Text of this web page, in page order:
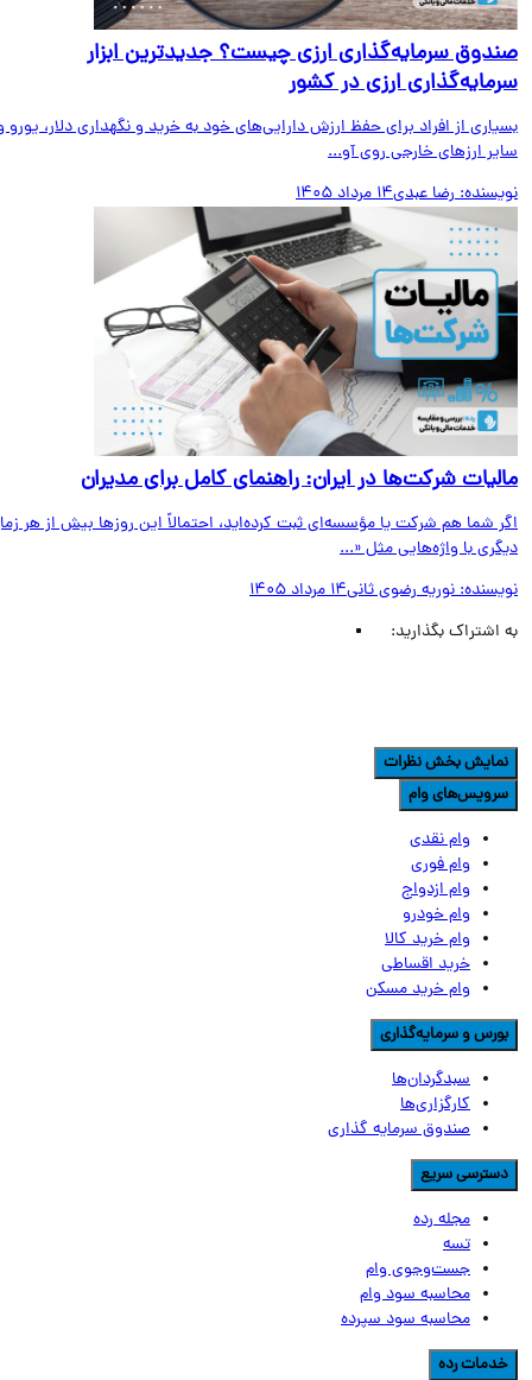
سرمایه‌گذاری ارزی چیست؟ جدیدترین ابزار
ارزی در کشور
از افراد برای حفظ ارزش دارایی‌های خود به خرید و نگهداری دلار، یورو و
ارزهای خارجی روی آو...
رضا عبدی14 مرداد 1405
شرکت‌ها در ایران: راهنمای کامل برای مدیران
شما هم شرکت یا مؤسسه‌ای ثبت کرده‌اید، احتمالاً این روزها بیش از هر زمان
با واژه‌هایی مثل «...
نوریه رضوی ثانی14 مرداد 1405
اشتراک بگذارید:
بخش نظرات
وام
وام نقدی
وام فوری
وام ازدواج
وام خودرو
وام خرید کالا
خرید اقساطی
وام خرید مسکن
و سرمایه‌گذاری
سبدگردان‌ها
کارگزاری‌ها
صندوق سرمایه گذاری
سریع
مجله رده
تسه
جست‌وجوی وام
محاسبه سود وام
محاسبه سود سپرده
رده